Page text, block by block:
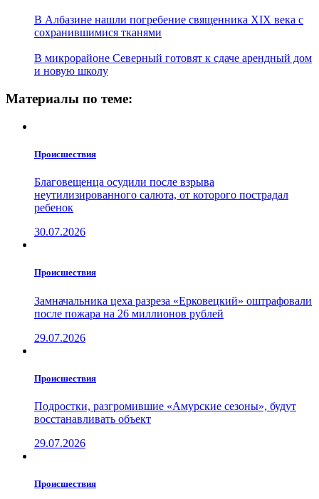
В Албазине нашли погребение священника XIX века с
сохранившимися тканями
В микрорайоне Северный готовят к сдаче арендный дом
и новую школу
Материалы по теме:
Проиcшествия
Благовещенца осудили после взрыва
неутилизированного салюта, от которого пострадал
ребенок
30.07.2026
Проиcшествия
Замначальника цеха разреза «Ерковецкий» оштрафовали
после пожара на 26 миллионов рублей
29.07.2026
Проиcшествия
Подростки, разгромившие «Амурские сезоны», будут
восстанавливать объект
29.07.2026
Проиcшествия